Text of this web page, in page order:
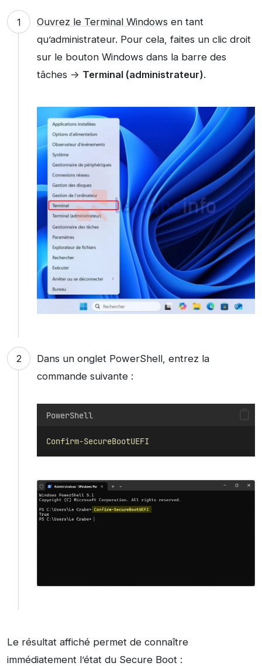
Ouvrez le Terminal Windows en tant
qu’administrateur. Pour cela, faites un clic droit
sur le bouton Windows dans la barre des
tâches -> Terminal (administrateur).
Dans un onglet PowerShell, entrez la
commande suivante :
PowerShell
Confirm-SecureBootUEFI
Le résultat affiché permet de connaître
immédiatement l’état du Secure Boot :